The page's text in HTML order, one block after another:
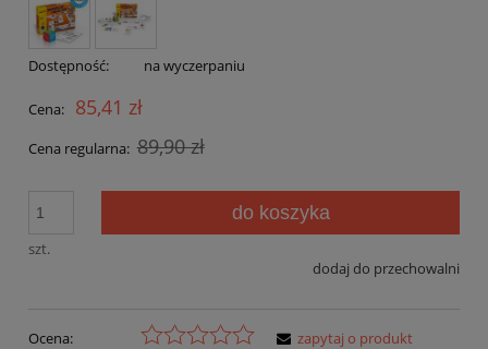
Dostępność: na wyczerpaniu
Cena: 85,41 zł
Cena regularna: 89,90 zł
szt.
do koszyka
dodaj do przechowalni
Ocena:
zapytaj o produkt